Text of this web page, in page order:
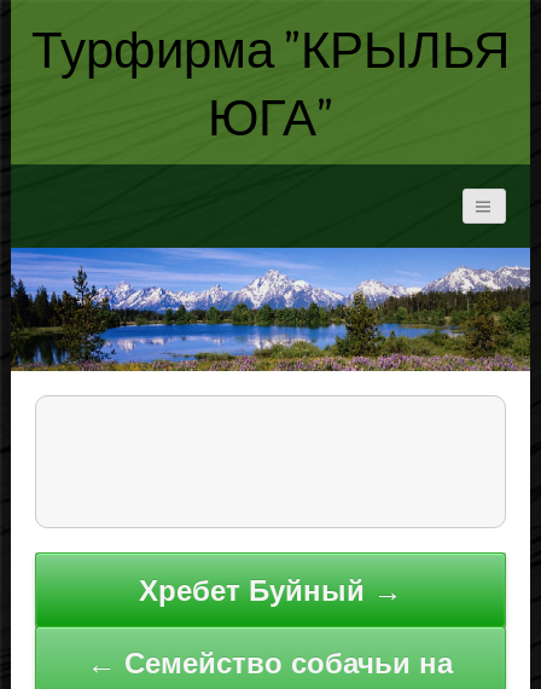
Турфирма "КРЫЛЬЯ
ЮГА"
Навигация
по
записям
Хребет Буйный →
← Семейство собачьи на